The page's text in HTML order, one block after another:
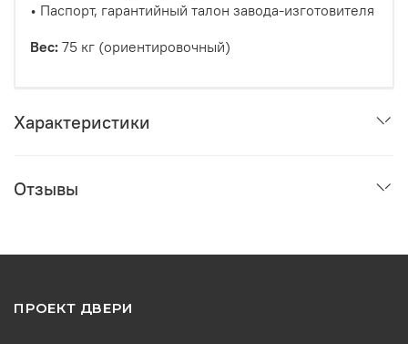
• Паспорт, гарантийный талон завода-изготовителя
Вес: 75 кг (ориентировочный)
Характеристики
Отзывы
ПРОЕКТ ДВЕРИ